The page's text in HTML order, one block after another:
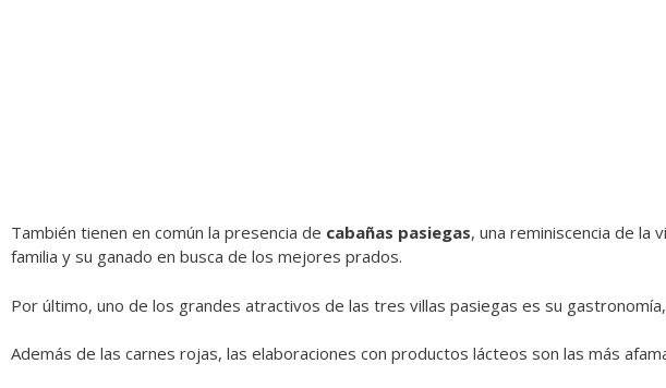
También tienen en común la presencia de cabañas pasiegas, una reminiscencia de la
familia y su ganado en busca de los mejores prados.
Por último, uno de los grandes atractivos de las tres villas pasiegas es su
Además de las carnes rojas, las elaboraciones con productos lácteos son las más